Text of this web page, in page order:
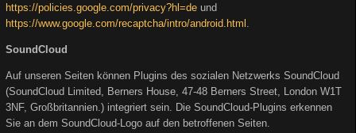
https://policies.google.com/privacy?hl=de und
https://www.google.com/recaptcha/intro/android.html
SoundCloud
Auf unseren Seiten können Plugins des sozialen Netzwerks SoundCloud
(SoundCloud Limited, Berners House, 47-48 Berners Street, London W1T
3NF, Großbritannien.) integriert sein. Die SoundCloud-Plugins erkennen
Sie an dem SoundCloud-Logo auf den betroffenen Seiten.